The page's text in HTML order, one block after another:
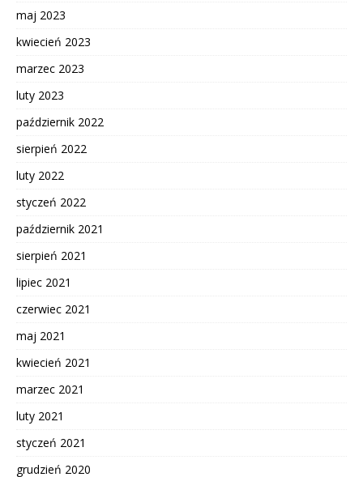
maj 2023
kwiecień 2023
marzec 2023
luty 2023
październik 2022
sierpień 2022
luty 2022
styczeń 2022
październik 2021
sierpień 2021
lipiec 2021
czerwiec 2021
maj 2021
kwiecień 2021
marzec 2021
luty 2021
styczeń 2021
grudzień 2020